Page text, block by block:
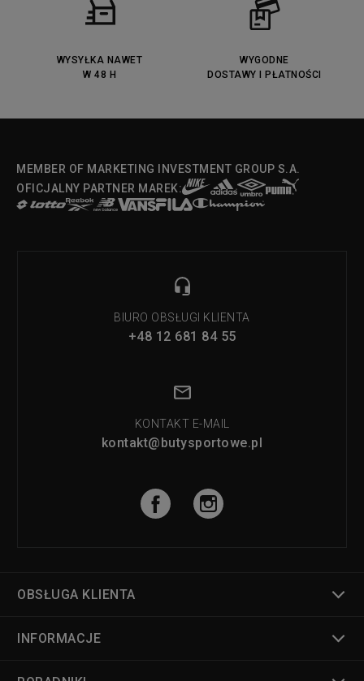
WYSYŁKA NAWET
W 48 H
WYGODNE
DOSTAWY I PŁATNOŚCI
MEMBER OF MARKETING INVESTMENT GROUP S.A.
OFICJALNY PARTNER MAREK:
BIURO OBSŁUGI KLIENTA
+48 12 681 84 55
KONTAKT E-MAIL
kontakt@butysportowe.pl
OBSŁUGA KLIENTA
INFORMACJE